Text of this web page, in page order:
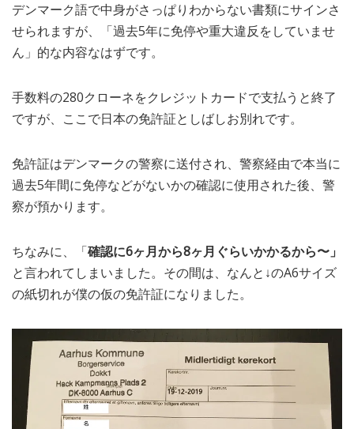
デンマーク語で中身がさっぱりわからない書類にサインさ
せられますが、「過去5年に免停や重大違反をしていませ
ん」的な内容なはずです。
手数料の280クローネをクレジットカードで支払うと終了
ですが、ここで日本の免許証としばしお別れです。
免許証はデンマークの警察に送付され、警察経由で本当に
過去5年間に免停などがないかの確認に使用された後、警
察が預かります。
ちなみに、「確認に6ヶ月から8ヶ月ぐらいかかるから〜」
と言われてしまいました。その間は、なんと↓のA6サイズ
の紙切れが僕の仮の免許証になりました。